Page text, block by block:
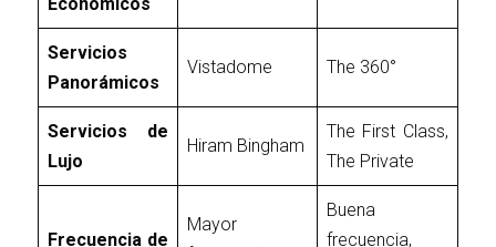
Económicos
Servicios
Panorámicos
Vistadome The 360°
Servicios de
Lujo
Hiram Bingham
The First Class,
The Private
Frecuencia de
Mayor
Buena
frecuencia,